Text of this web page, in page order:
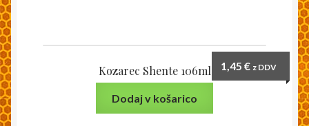
Kozarec Shente 106ml 1,45€ z DDV
Dodaj v košarico